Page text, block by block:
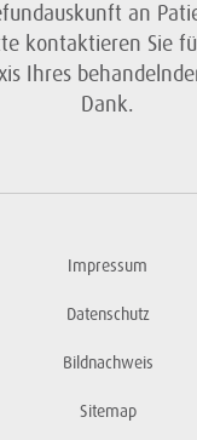
an
kontaktieren Sie
Ihres
Dank.
Impressum
Datenschutz
Bildnachweis
Sitemap